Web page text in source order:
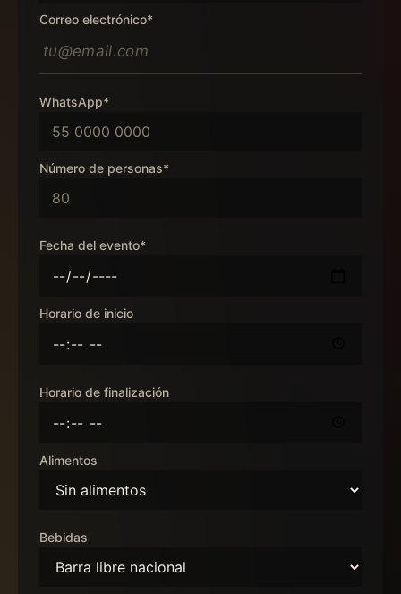
Correo electrónico*
WhatsApp*
Número de personas*
Fecha del evento*
Horario de inicio
Horario de finalización
Alimentos
Bebidas